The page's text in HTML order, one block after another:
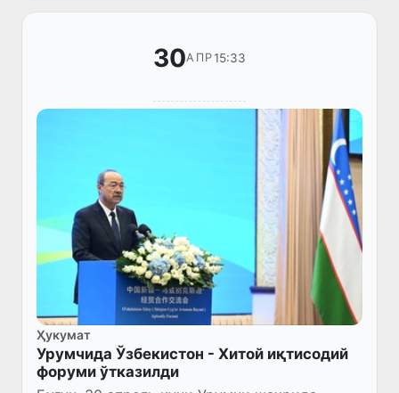
30АПР15:33
Ҳукумат
Урумчида Ўзбекистон - Хитой иқтисодий
форуми ўтказилди